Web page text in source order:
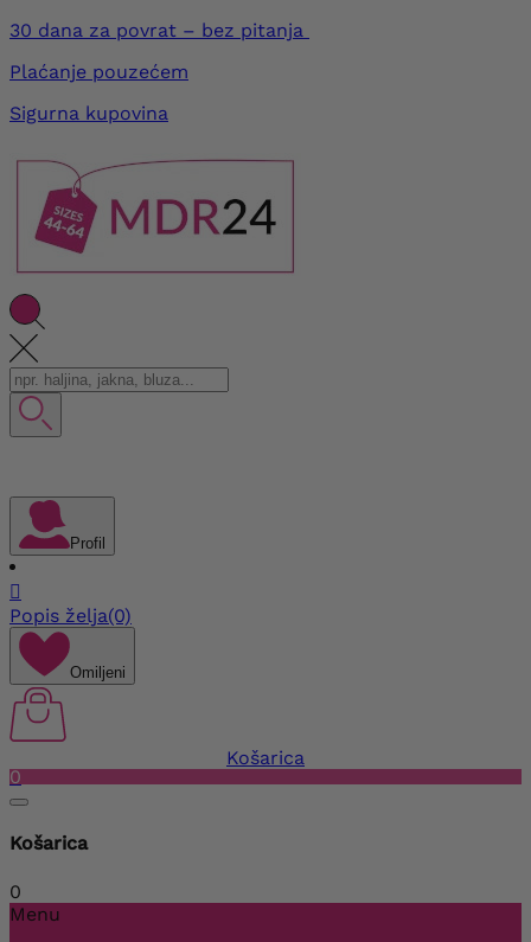
30 dana za povrat – bez pitanja
Plaćanje pouzećem
Sigurna kupovina
Profil

Popis želja(0)
Omiljeni
Košarica
0
Košarica
0
Menu